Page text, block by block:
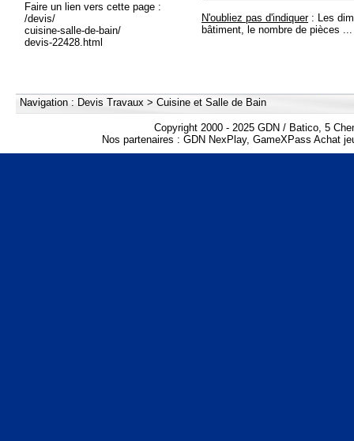
Faire un lien vers cette page :
/devis/
cuisine-salle-de-bain/
devis-22428.html
N'oubliez pas d'indiquer: Les
bâtiment, le nombre de pièces ...
Navigation : Devis Travaux > Cuisine et Salle de Bain
Copyright 2000 - 2025 GDN / Batico, 5
Nos partenaires : GDN NexPlay, GameXPass Achat